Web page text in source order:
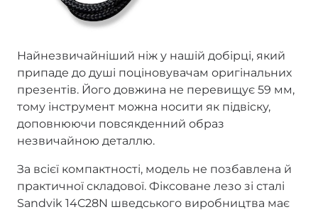
Найнезвичайніший ніж у нашій добірці, який
припаде до душі поціновувачам оригінальних
презентів. Його довжина не перевищує 59 мм,
тому інструмент можна носити як підвіску,
доповнюючи повсякденний образ
незвичайною деталлю.
За всієї компактності, модель не позбавлена й
практичної складової. Фіксоване лезо зі сталі
Sandvik 14C28N шведського виробництва має